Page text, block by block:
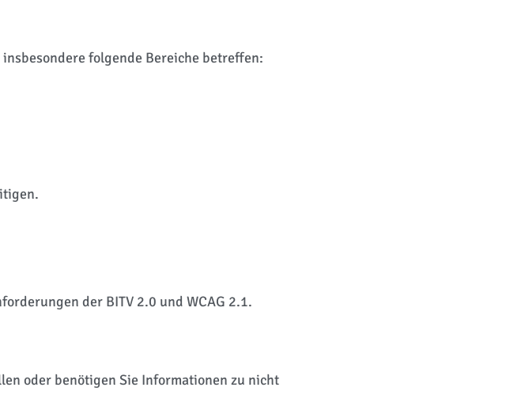
folgende Bereiche betreffen:
der BITV 2.0 und WCAG 2.1.
oder benötigen Sie Informationen zu nicht